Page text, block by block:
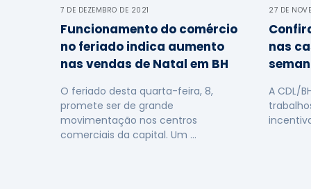
7 DE DEZEMBRO DE 2021
Funcionamento do comércio
no feriado indica aumento
nas vendas de Natal em BH
O feriado desta quarta-feira, 8,
promete ser de grande
movimentação nos centros
comerciais da capital. Um …
27 DE
nas
A CDL/